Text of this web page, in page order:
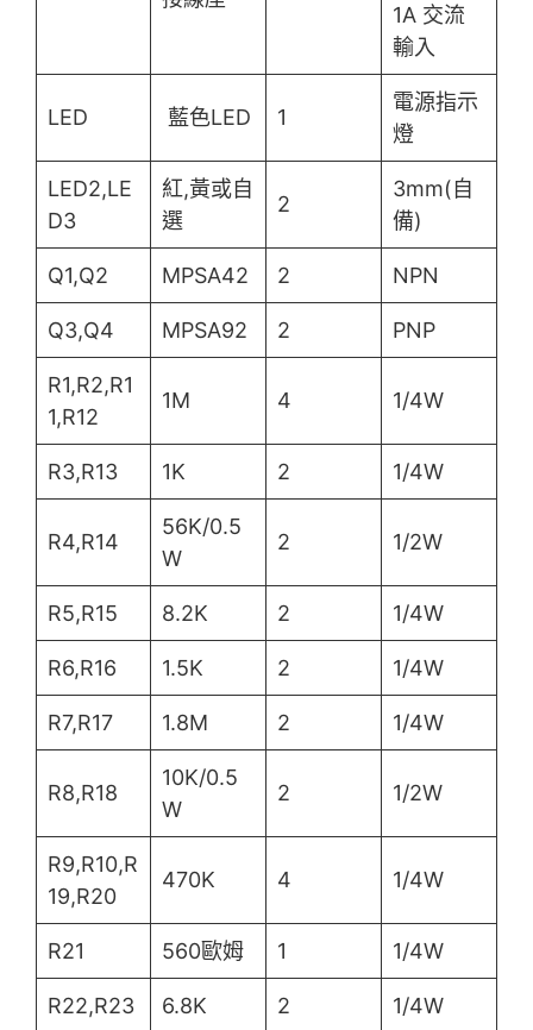
1A 交流
輸入
LED 藍色LED 1
電源指示
燈
LED2,LE
D3
紅,黃或自
選
2
3mm(自
備)
Q1,Q2 MPSA42 2 NPN
Q3,Q4 MPSA92 2 PNP
R1,R2,R1
1,R12
1M 4 1/4W
R3,R13 1K 2 1/4W
R4,R14
56K/0.5
W
2 1/2W
R5,R15 8.2K 2 1/4W
R6,R16 1.5K 2 1/4W
R7,R17 1.8M 2 1/4W
R8,R18
10K/0.5
W
2 1/2W
R9,R10,R
19,R20
470K 4 1/4W
R21 560歐姆 1 1/4W
R22,R23 6.8K 2 1/4W